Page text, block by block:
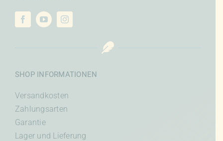
SHOP INFORMATIONEN
Versandkosten
Zahlungsarten
Garantie
Lager und Lieferung